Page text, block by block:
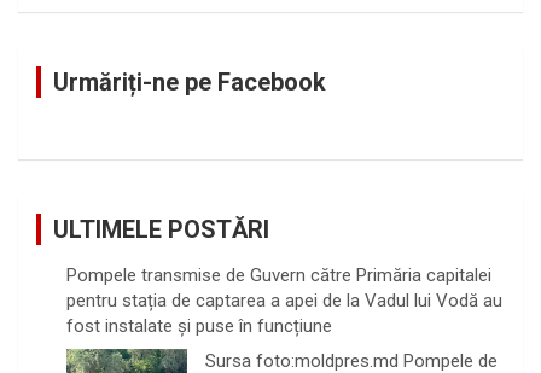
Urmăriți-ne pe Facebook
ULTIMELE POSTĂRI
Pompele transmise de Guvern către Primăria capitalei
pentru stația de captarea a apei de la Vadul lui Vodă au
fost instalate și puse în funcțiune
Sursa foto:moldpres.md Pompele de